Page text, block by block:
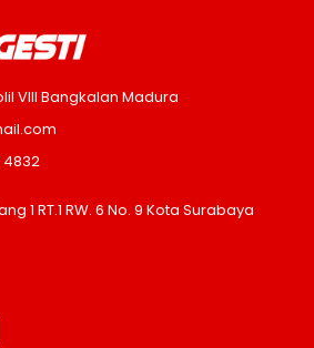
VIII Bangkalan Madura
4832
1 RT.1 RW. 6 No. 9 Kota Surabaya